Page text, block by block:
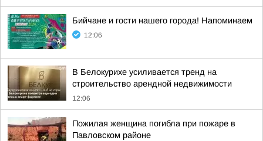
Бийчане и гости нашего города! Напоминаем
12:06
В Белокурихе усиливается тренд на
строительство арендной недвижимости
12:06
Пожилая женщина погибла при пожаре в
Павловском районе